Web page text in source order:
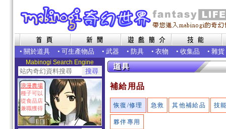
• 關於道具 • 可生產物品 • 武器 • 防具 • 衣物 • 收集品 • 雜貨
Mabinogi Search Engine
浪漫農場
種子可以
從食品店
兼職獲得
補給用品
恢復/修理 急救 其他補給品 技
夥伴專用